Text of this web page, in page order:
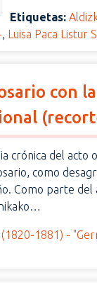
Etiquetas:
, Luisa Paca
con
crónica del acto
como
Como parte del
1881) -